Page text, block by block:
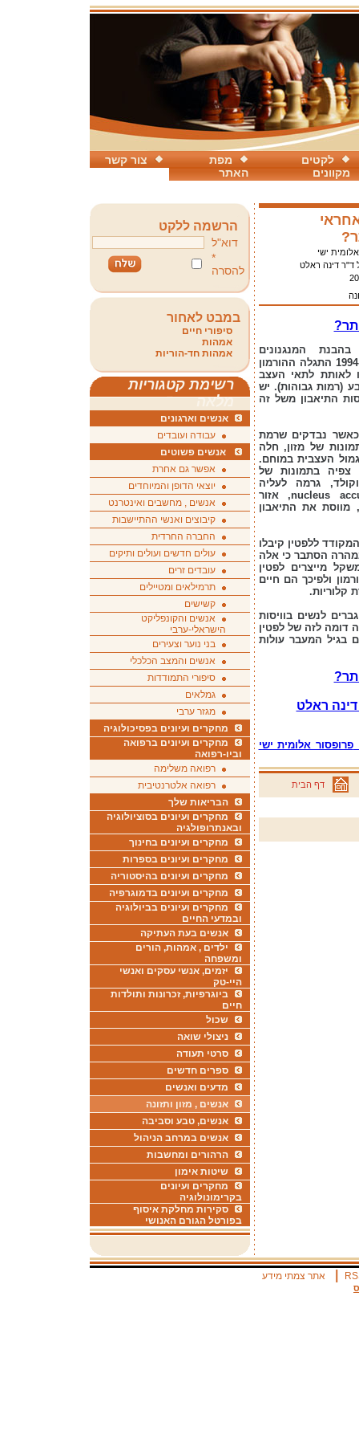
צור קשר
מפת
האתר
לקטים
מקוונים
ישי
ד"ר דינה ראלט
המנגנונים
הנוירוכימיים המווסתים את משקל הגוף. ב-1994 התגלה ההורמון
לאותת לתאי העצב
(רמות גבוהות). יש
התיאבון משל זה
כאשר נבדקים שרמת
של מזון, חלה
העצבית במוחם.
צפיה בתמונות של
גרמה לעליה
nucleus, אזור
את התיאבון
ללפטין קיבלו
הסתבר כי אלה
מייצרים לפטין
ולפיכך הם חיים
קלוריות.
לנשים בוויסות
דומה לזה של לפטין
בגיל המעבר עולות
ראלט
פרופסור אלומית ישי
דף הבית
הרשמה ללקט
דוא"ל
*
להסרה
במבט לאחור
סיפורי חיים
אמהות
אמהות חד-הוריות
רשימת קטגוריות
מלאה
אנשים וארגונים
עבודה ועובדים
אנשים פשוטים
אפשר גם אחרת
יוצאי הדופן והמיוחדים
אנשים , מחשבים ואינטרנט
קיבוצים ואנשי ההתיישבות
החברה החרדית
עולים חדשים ועולים ותיקים
עובדים זרים
תרמילאים ומטיילים
קשישים
אנשים והקונפליקט
הישראלי-ערבי
בני נוער וצעירים
אנשים והמצב הכלכלי
סיפורי התמודדות
גמלאים
מגזר ערבי
מחקרים ועיונים בפסיכולוגיה
מחקרים ועיונים ברפואה
וביו-רפואה
רפואה משלימה
רפואה אלטרנטיבית
הבריאות שלך
מחקרים ועיונים בסוציולוגיה
ובאנתרופולגיה
מחקרים ועיונים בחינוך
מחקרים ועיונים בספרות
מחקרים ועיונים בהיסטוריה
מחקרים ועיונים בדמוגרפיה
מחקרים ועיונים בביולוגיה
ובמדעי החיים
אנשים בעת העתיקה
ילדים , אמהות, הורים
ומשפחה
יזמים, אנשי עסקים ואנשי
היי-טק
ביוגרפיות, זכרונות ותולדות
חיים
שכול
ניצולי שואה
סרטי תעודה
ספרים חדשים
מדעים ואנשים
אנשים , מזון ותזונה
אנשים, טבע וסביבה
אנשים במרחב הניהול
הרהורים ומחשבות
שיטות אימון
מחקרים ועיונים
בקרימונולוגיה
סקירות מחלקת איסוף
בפורטל הגורם האנושי
אתר צמתי מידע